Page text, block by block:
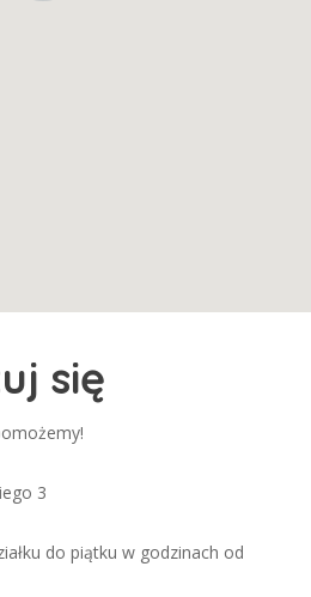
się
3
do piątku w godzinach od